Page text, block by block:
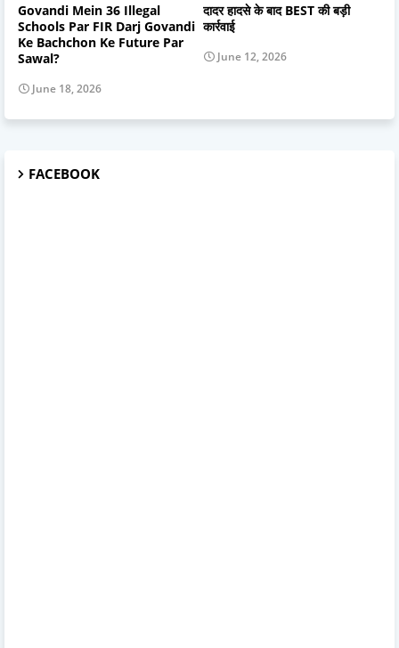
Govandi Mein 36 Illegal
Schools Par FIR Darj Govandi
Ke Bachchon Ke Future Par
Sawal?
June 18, 2026
दादर हादसे के बाद BEST की बड़ी
कार्रवाई
June 12, 2026
FACEBOOK